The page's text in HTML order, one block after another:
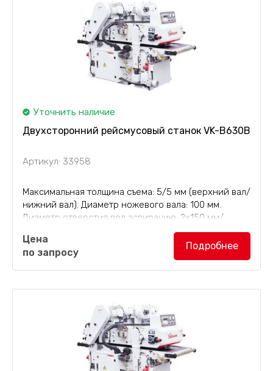
Уточнить наличие
Двухсторонний рейсмусовый станок VK-B630B
Артикул: 33958
Максимальная толщина съема: 5/5 мм (верхний вал/
нижний вал). Диаметр ножевого вала: 100 мм.
Диаметр отверстия под аспирацию: 2х150 мм/
Двухсторонний рейсмусовый станок VK-B630B
(рейсмус) общей мощностью 25,07 кВт, масса 2500
кг, с...
Цена
по запросу
Подробнее